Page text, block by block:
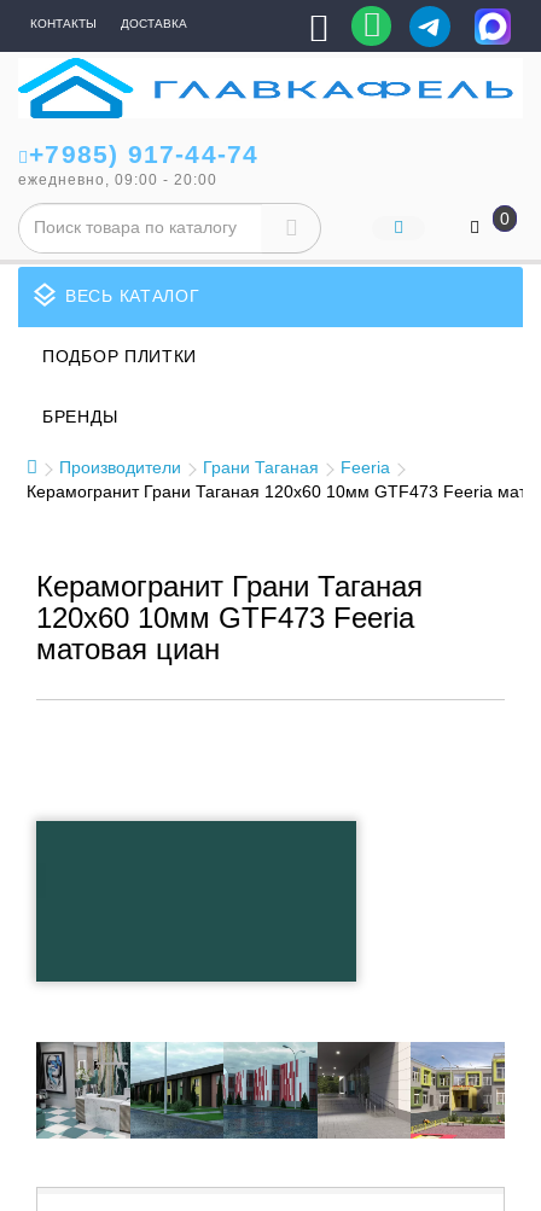
КОНТАКТЫ ДОСТАВКА
+7985) 917-44-74
ежедневно, 09:00 - 20:00
0
layers ВЕСЬ КАТАЛОГ
ПОДБОР ПЛИТКИ
БРЕНДЫ
Производители Грани Таганая
Feeria
Керамогранит Грани Таганая 120x60 10мм GTF473 Feeria
Керамогранит Грани Таганая
120x60 10мм GTF473 Feeria
матовая циан